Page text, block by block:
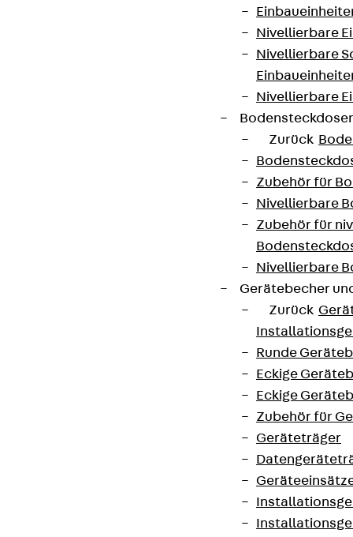
Nivellierbare
Nivellierbare
Nivellierbare
Zurück
Zubehör für
Nivellierbare
Zubehör für
Nivellierbare
Gerätebecher
Zurück
Runde
Eckige
Eckige
Zubehör für
Geräteträger